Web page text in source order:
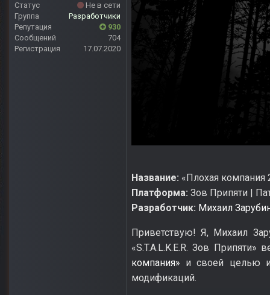
Статус
Не в сети
Группа
Разработчики
Репутация
930
Сообщений
704
Регистрация
17.07.2020
Название: «Плохая компания
Платформа: Зов Припяти |
Разработчик: Михаил
Приветствую! Я, Михаил
«S.T.A.L.K.E.R. Зов
компания» и своей целью
модификаций.